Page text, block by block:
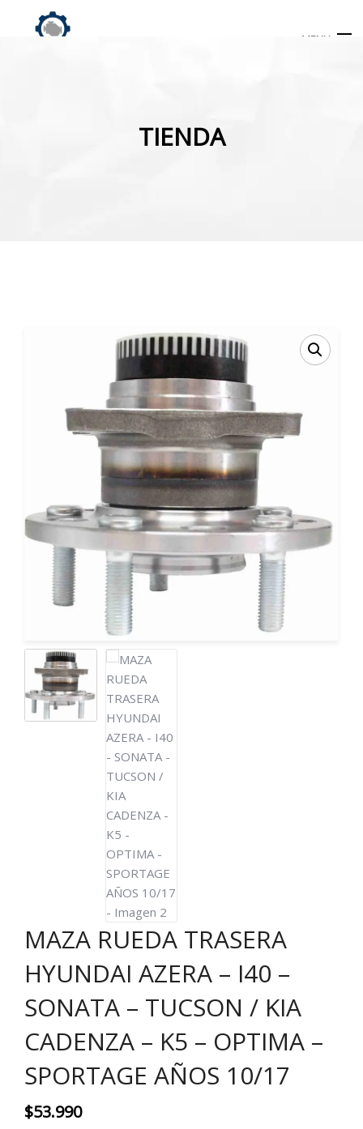
MENU
TIENDA
MAZA RUEDA TRASERA
HYUNDAI AZERA – I40 –
SONATA – TUCSON / KIA
CADENZA – K5 – OPTIMA –
SPORTAGE AÑOS 10/17
$53.990